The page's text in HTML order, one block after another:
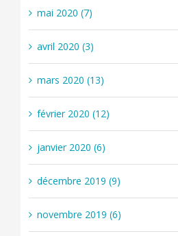
mai 2020 (7)
avril 2020 (3)
mars 2020 (13)
février 2020 (12)
janvier 2020 (6)
décembre 2019 (9)
novembre 2019 (6)